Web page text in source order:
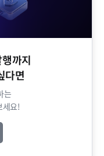
까지
다면​
는
세요!